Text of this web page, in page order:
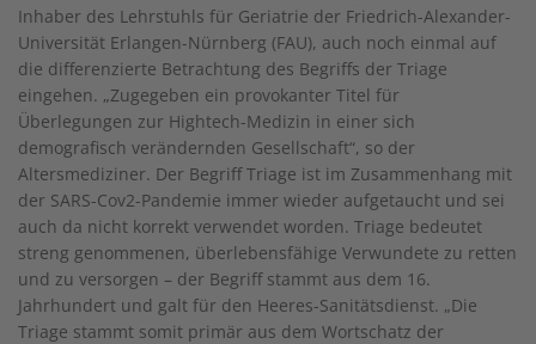
Inhaber des Lehrstuhls für Geriatrie der Friedrich-Alexander-
Universität Erlangen-Nürnberg (FAU), auch noch einmal auf
die differenzierte Betrachtung des Begriffs der Triage
eingehen. „Zugegeben ein provokanter Titel für
Überlegungen zur Hightech-Medizin in einer sich
demografisch verändernden Gesellschaft“, so der
Altersmediziner. Der Begriff Triage ist im Zusammenhang mit
der SARS-Cov2-Pandemie immer wieder aufgetaucht und sei
auch da nicht korrekt verwendet worden. Triage bedeutet
streng genommenen, überlebensfähige Verwundete zu retten
und zu versorgen – der Begriff stammt aus dem 16.
Jahrhundert und galt für den Heeres-Sanitätsdienst. „Die
Triage stammt somit primär aus dem Wortschatz der